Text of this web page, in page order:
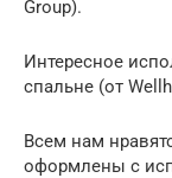
Group).
Интересное
спальне (от
Всем нам
оформлены с